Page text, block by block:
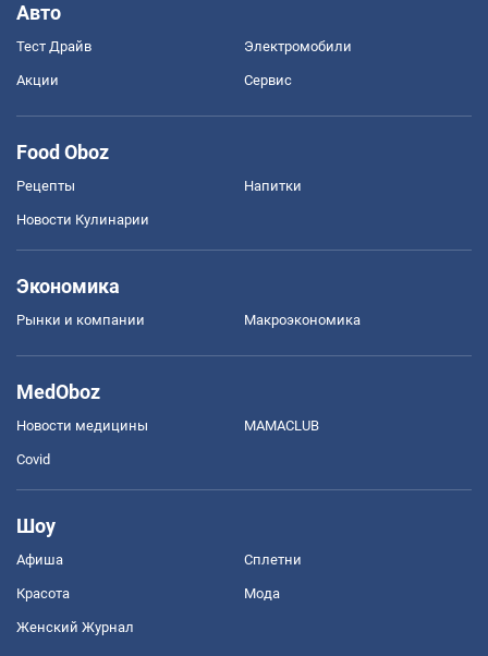
Авто
Тест Драйв Электромобили
Акции Сервис
Food Oboz
Рецепты Напитки
Новости Кулинарии
Экономика
Рынки и компании Mакроэкономика
MedOboz
Новости медицины MAMACLUB
Covid
Шоу
Афиша Сплетни
Красота Мода
Женский Журнал